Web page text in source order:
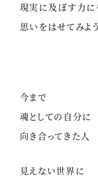
現実に及ぼす力に
思いをはせてみよう
今まで
魂としての自分に
向き合ってきた人
見えない世界に